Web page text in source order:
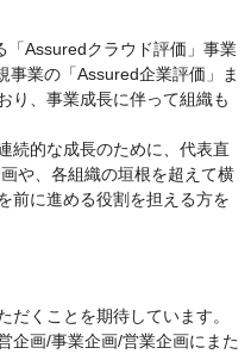
「Assuredクラウド評価」事業
事業の「Assured企業評価」ま
り、事業成長に伴って組織も
続的な成長のために、代表直
や、各組織の垣根を超えて横
前に進める役割を担える方を
くことを期待しています。
企画/事業企画/営業企画にまた